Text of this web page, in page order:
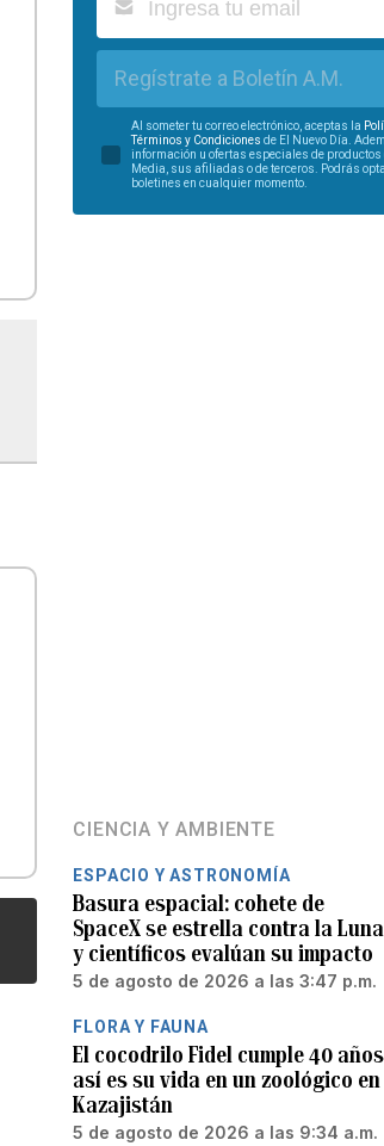
Regístrate a Boletín A.M.
Al someter tu correo electrónico, aceptas la
Términos y Condiciones de El Nuevo Día.
información u ofertas especiales de productos
Media, sus afiliadas o de terceros. Podrás
boletines en cualquier momento.
CIENCIA Y AMBIENTE
ESPACIO Y ASTRONOMÍA
Basura espacial: cohete de
SpaceX se estrella contra la Luna
y científicos evalúan su impacto
5 de agosto de 2026 a las 3:47 p.m.
FLORA Y FAUNA
El cocodrilo Fidel cumple 40
así es su vida en un zoológico en
Kazajistán
5 de agosto de 2026 a las 9:34 a.m.